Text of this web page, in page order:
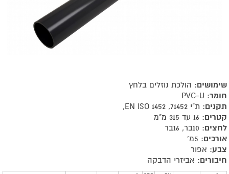
שימושים: הולכת נוזלים בלחץ
חומר: PVC-U
תקנים: ת"י 71452, EN ISO 1452,
קטרים: 16 עד 315 מ"מ
לחצים: 10בר, 16בר
אורכים: 5מ'
צבע: אפור
חיבורים: אביזרי הדבקה